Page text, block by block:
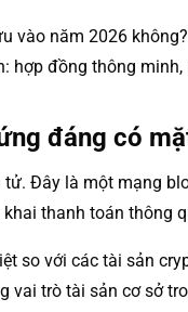
vào năm 2026
hợp đồng thông
đáng có
Đây là một mạng
thanh toán thông
so với các tài sản
vai trò tài sản cơ sở